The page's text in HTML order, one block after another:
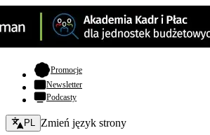
Promocje- otwiera się w nowej karcie
Newsletter
Podcasty
Zmień język - bieżący:
PL Zmień język strony